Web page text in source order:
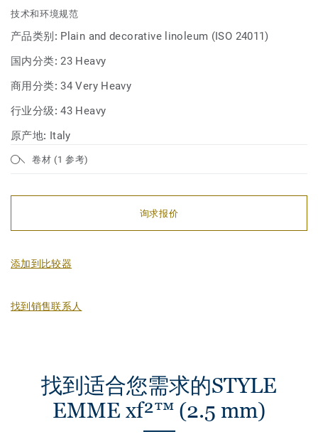
技术和环境规范
产品类别: Plain and decorative linoleum (ISO 24011)
国内分类:23 Heavy
商用分类:34 Very Heavy
行业分级:43 Heavy
原产地: Italy
卷材 (1 参考)
询求报价
添加到比较器
找到销售联系人
找到适合您需求的STYLE
EMME xf²™ (2.5 mm)